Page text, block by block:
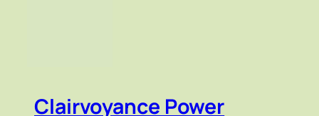
Clairvoyance Power